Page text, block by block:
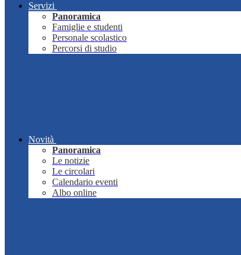
Servizi
Panoramica
Famiglie e studenti
Personale scolastico
Percorsi di studio
Novità
Panoramica
Le notizie
Le circolari
Calendario eventi
Albo online